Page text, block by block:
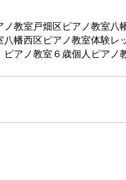
ノ教室 戸畑区ピアノ教室八
八幡西区ピアノ教室体験レ
アノ教室 ６歳個人ピアノ